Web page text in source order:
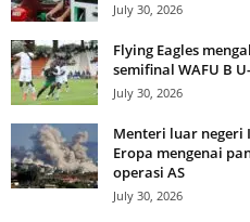
July 30, 2026
Flying Eagles
semifinal WAFU B
July 30, 2026
Menteri luar negeri
Eropa mengenai
operasi AS
July 30, 2026